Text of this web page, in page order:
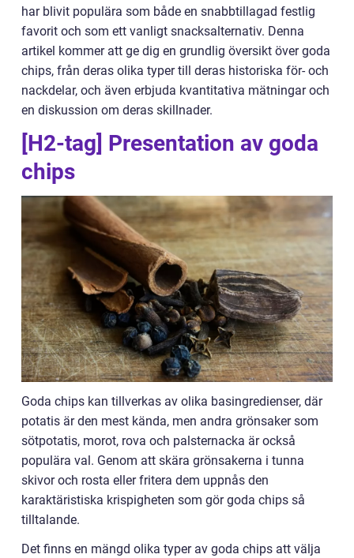
har blivit populära som både en snabbtillagad festlig
favorit och som ett vanligt snacksalternativ. Denna
artikel kommer att ge dig en grundlig översikt över goda
chips, från deras olika typer till deras historiska för- och
nackdelar, och även erbjuda kvantitativa mätningar och
en diskussion om deras skillnader.
[H2-tag] Presentation av goda
chips
Goda chips kan tillverkas av olika basingredienser, där
potatis är den mest kända, men andra grönsaker som
sötpotatis, morot, rova och palsternacka är också
populära val. Genom att skära grönsakerna i tunna
skivor och rosta eller fritera dem uppnås den
karaktäristiska krispigheten som gör goda chips så
tilltalande.
Det finns en mängd olika typer av goda chips att välja